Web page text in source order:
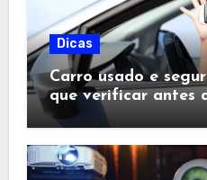
Dicas
Carro usado e
que verificar antes